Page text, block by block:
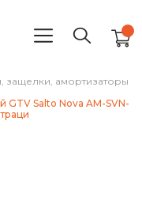
защелки, амортизаторы
GTV Salto Nova AM-SVN-